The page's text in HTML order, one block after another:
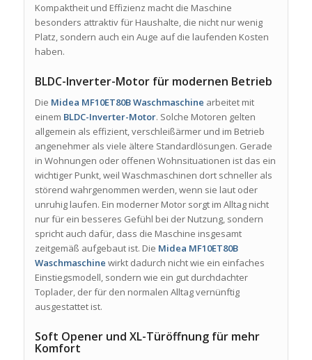
Kompaktheit und Effizienz macht die Maschine
besonders attraktiv für Haushalte, die nicht nur wenig
Platz, sondern auch ein Auge auf die laufenden Kosten
haben.
BLDC-Inverter-Motor für modernen Betrieb
Die Midea MF10ET80B Waschmaschine arbeitet mit
einem BLDC-Inverter-Motor. Solche Motoren gelten
allgemein als effizient, verschleißärmer und im Betrieb
angenehmer als viele ältere Standardlösungen. Gerade
in Wohnungen oder offenen Wohnsituationen ist das ein
wichtiger Punkt, weil Waschmaschinen dort schneller als
störend wahrgenommen werden, wenn sie laut oder
unruhig laufen. Ein moderner Motor sorgt im Alltag nicht
nur für ein besseres Gefühl bei der Nutzung, sondern
spricht auch dafür, dass die Maschine insgesamt
zeitgemäß aufgebaut ist. Die Midea MF10ET80B
Waschmaschine wirkt dadurch nicht wie ein einfaches
Einstiegsmodell, sondern wie ein gut durchdachter
Toplader, der für den normalen Alltag vernünftig
ausgestattet ist.
Soft Opener und XL-Türöffnung für mehr
Komfort